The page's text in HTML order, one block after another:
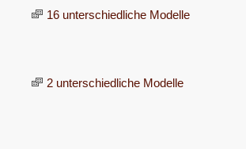
16 unterschiedliche Modelle
2 unterschiedliche Modelle